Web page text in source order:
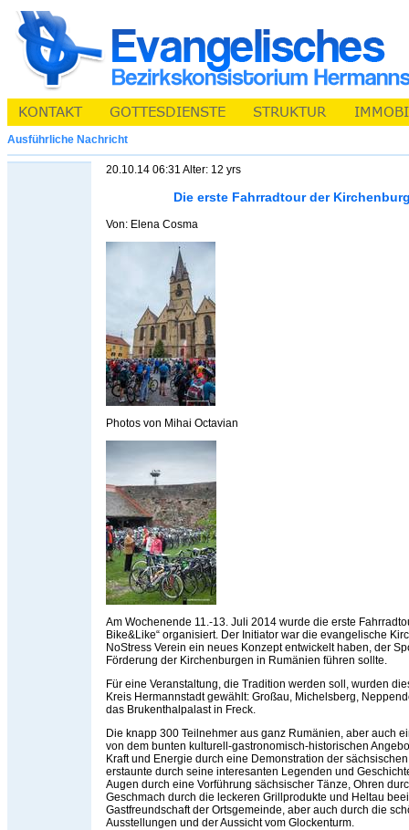
Ausführliche Nachricht
20.10.14 06:31 Alter: 12 yrs
Die erste Fahrradtour der
Von: Elena Cosma
Photos von Mihai Octavian
Am Wochenende 11.-13. Juli 2014 wurde die erste
Bike&Like“ organisiert. Der Initiator war die evangelische
NoStress Verein ein neues Konzept entwickelt haben, der
Förderung der Kirchenburgen in Rumänien führen sollte.
Für eine Veranstaltung, die Tradition werden soll, wurden
Kreis Hermannstadt gewählt: Großau, Michelsberg,
das Brukenthalpalast in Freck.
Die knapp 300 Teilnehmer aus ganz Rumänien, aber auch
von dem bunten kulturell-gastronomisch-historischen
Kraft und Energie durch eine Demonstration der
erstaunte durch seine interesanten Legenden und
Augen durch eine Vorführung sächsischer Tänze, Ohren
Geschmach durch die leckeren Grillprodukte und Heltau
Gastfreundschaft der Ortsgemeinde, aber auch durch die
Ausstellungen und der Aussicht vom Glockenturm.